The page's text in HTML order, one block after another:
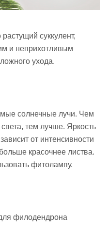
суккулент,
и неприхотливым
ухода.
солнечные лучи. Чем
тем лучше. Яркость
от интенсивности
красочнее листва.
фитолампу.
филодендрона